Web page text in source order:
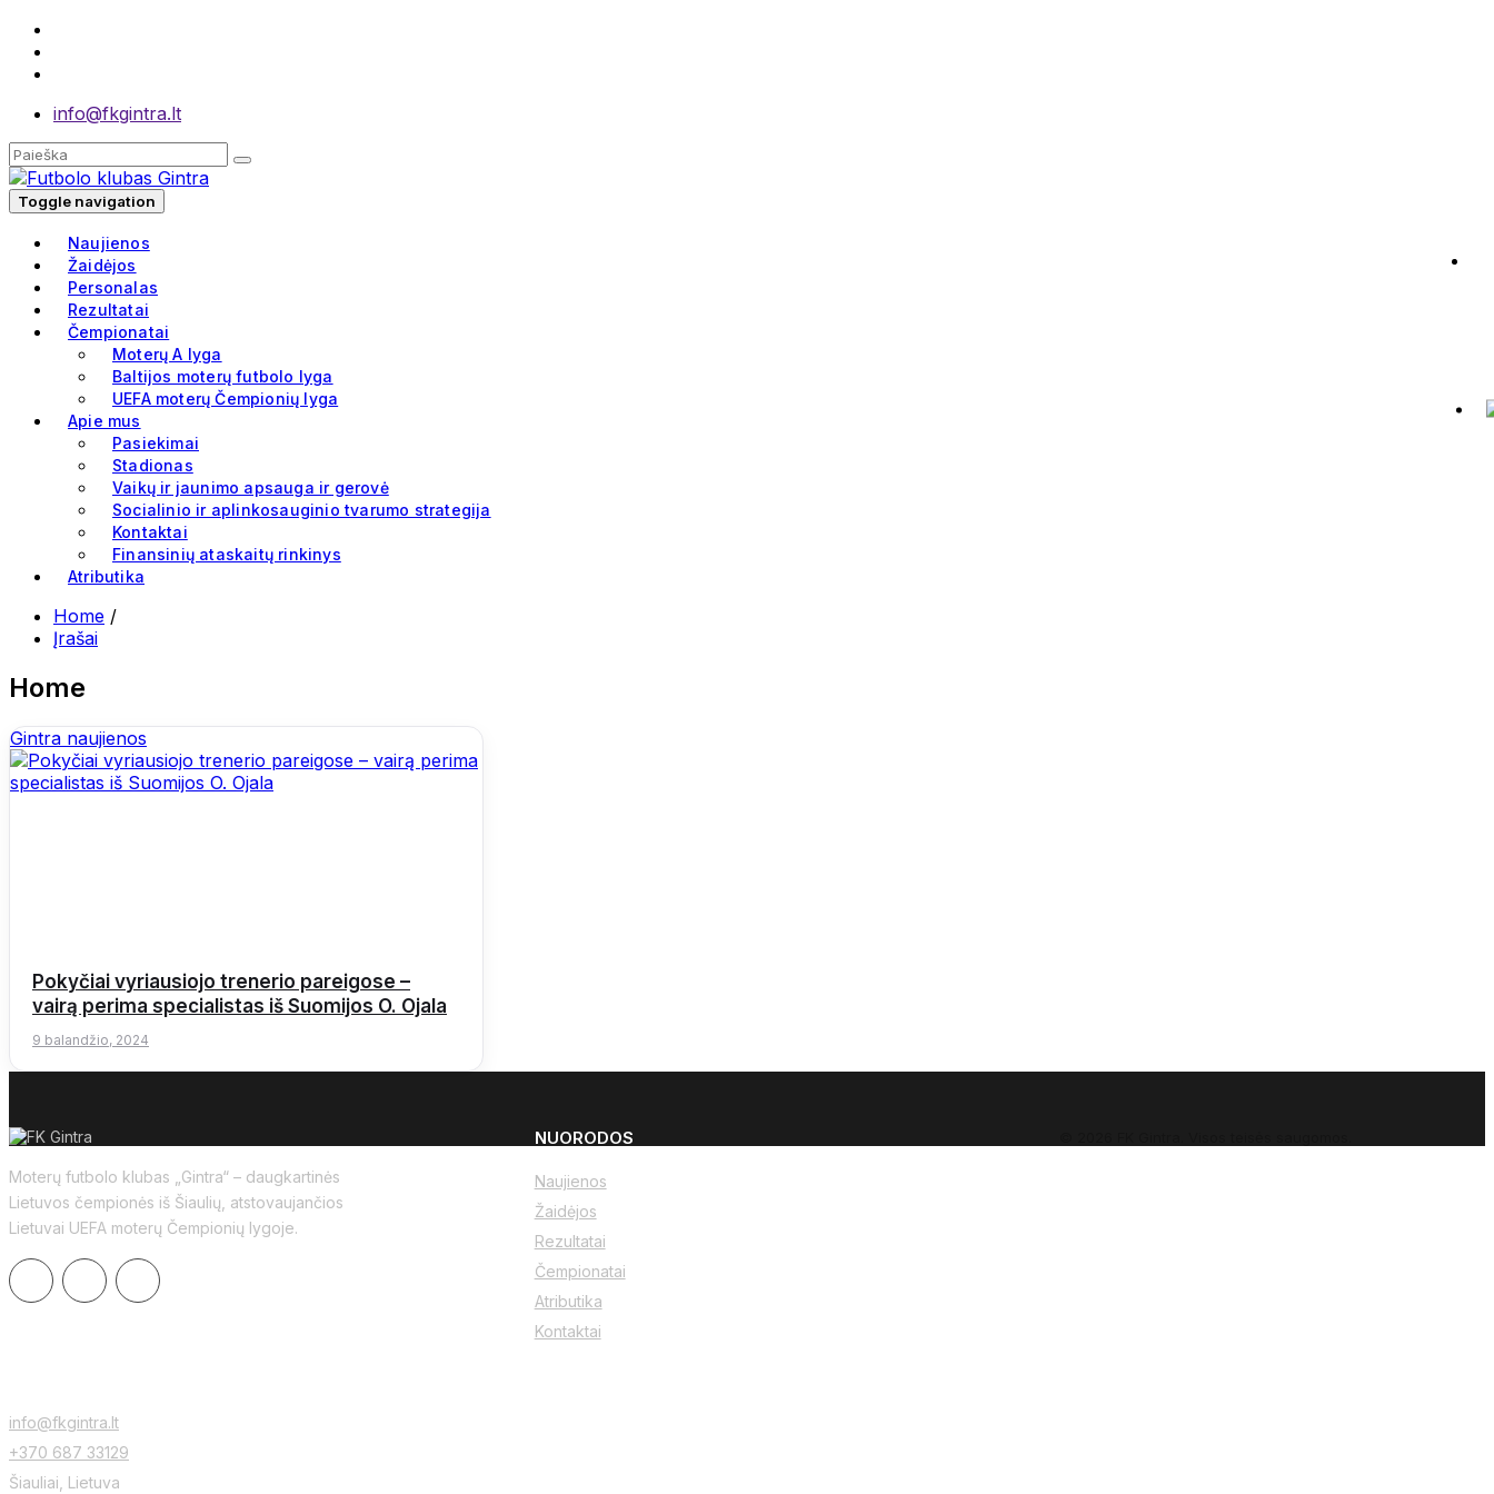
info@fkgintra.lt
Toggle navigation
Naujienos
Žaidėjos
Personalas
Rezultatai
Čempionatai
Moterų A lyga
Baltijos moterų futbolo lyga
UEFA moterų Čempionių lyga
Apie mus
Pasiekimai
Stadionas
Vaikų ir jaunimo apsauga ir gerovė
Socialinio ir aplinkosauginio tvarumo strategija
Kontaktai
Finansinių ataskaitų rinkinys
Atributika
Home /
Įrašai
Home
Gintra naujienos
Pokyčiai vyriausiojo trenerio pareigose –
vairą perima specialistas iš Suomijos O. Ojala
9 balandžio, 2024
Moterų futbolo klubas „Gintra“ – daugkartinės
Lietuvos čempionės iš Šiaulių, atstovaujančios
Lietuvai UEFA moterų Čempionių lygoje.
NUORODOS
Naujienos
Žaidėjos
Rezultatai
Čempionatai
Atributika
Kontaktai
info@fkgintra.lt
+370 687 33129
Šiauliai, Lietuva